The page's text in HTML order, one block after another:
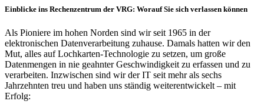
Einblicke ins Rechenzentrum der VRG: Worauf Sie sich verlassen können
Als Pioniere im hohen Norden sind wir seit 1965 in der
elektronischen Datenverarbeitung zuhause. Damals hatten wir den
Mut, alles auf Lochkarten-Technologie zu setzen, um große
Datenmengen in nie geahnter Geschwindigkeit zu erfassen und zu
verarbeiten. Inzwischen sind wir der IT seit mehr als sechs
Jahrzehnten treu und haben uns ständig weiterentwickelt – mit
Erfolg: